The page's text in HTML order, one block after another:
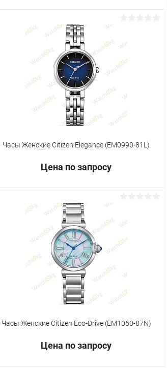
Часы Женские Citizen Elegance (EM0990-81L)
Цена по запросу
Запросить цену
Купить в 1 клик
Под заказ
Часы Женские Citizen Eco-Drive (EM1060-87N)
Цена по запросу